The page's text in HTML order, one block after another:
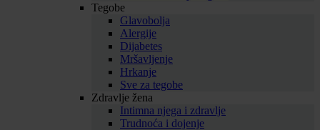
Tegobe
Glavobolja
Alergije
Dijabetes
Mršavljenje
Hrkanje
Sve za tegobe
Zdravlje žena
Intimna njega i zdravlje
Trudnoća i dojenje